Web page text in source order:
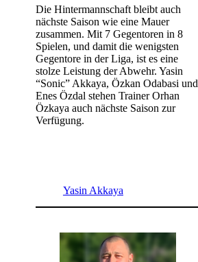
Die Hintermannschaft bleibt auch
nächste Saison wie eine Mauer
zusammen. Mit 7 Gegentoren in 8
Spielen, und damit die wenigsten
Gegentore in der Liga, ist es eine
stolze Leistung der Abwehr. Yasin
“Sonic” Akkaya, Özkan Odabasi und
Enes Özdal stehen Trainer Orhan
Özkaya auch nächste Saison zur
Verfügung.
Yasin Akkaya